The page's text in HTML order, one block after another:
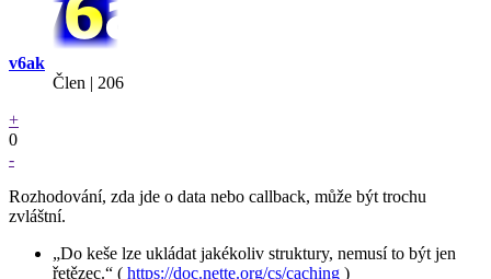
v6ak
Člen | 206
+
0
-
Rozhodování, zda jde o data nebo callback, může být trochu
zvláštní.
„Do keše lze ukládat jakékoliv struktury, nemusí to být jen
řetězec.“ ( https://doc.nette.org/cs/caching )